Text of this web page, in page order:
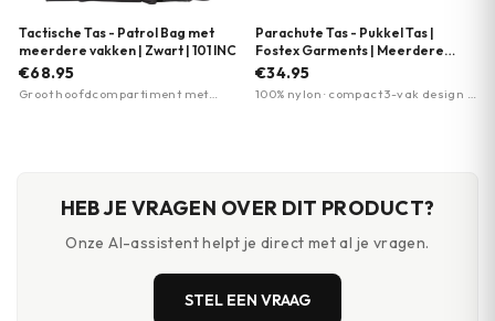
Tactische Tas - Patrol Bag met
meerdere vakken | Zwart | 101 INC
€68.95
Groot hoofdcompartiment met
Parachute Tas - Pukkel Tas |
Fostex Garments | Meerdere
kleuren
€34.95
100% nylon · compact 3-vak design ·
HEB JE VRAGEN OVER DIT PRODUCT?
Onze AI-assistent helpt je direct met al je vragen.
STEL EEN VRAAG